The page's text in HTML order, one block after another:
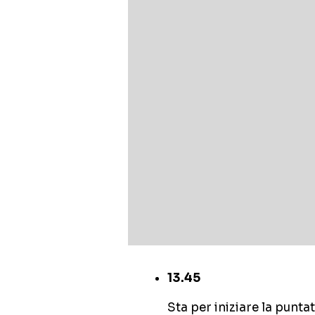
13.45
Sta per iniziare la